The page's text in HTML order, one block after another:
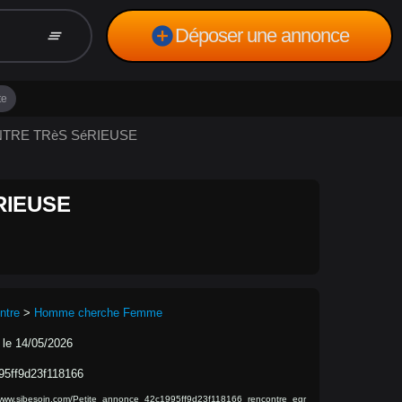
clear_all add_circleDéposer une annonce
TRèS SéRIEUSE
> Homme cherche Femme
le 14/05/2026
Petite_annonce_42c1995ff9d23f118166_rencontre_egr